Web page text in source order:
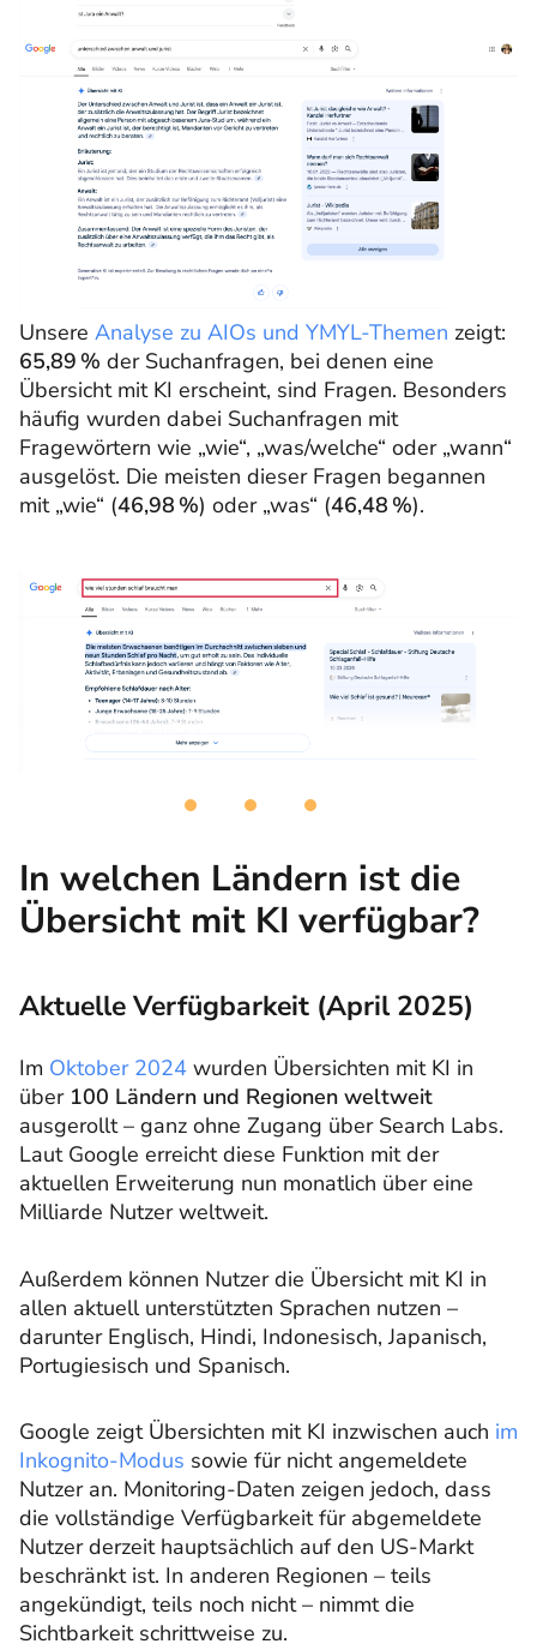
Unsere Analyse zu AIOs und YMYL-Themen zeigt:
65,89 % der Suchanfragen, bei denen eine
Übersicht mit KI erscheint, sind Fragen. Besonders
häufig wurden dabei Suchanfragen mit
Fragewörtern wie „wie“, „was/welche“ oder „wann“
ausgelöst. Die meisten dieser Fragen begannen
mit „wie“ (46,98 %) oder „was“ (46,48 %).
In welchen Ländern ist die
Übersicht mit KI verfügbar?
Aktuelle Verfügbarkeit (April 2025)
Im Oktober 2024 wurden Übersichten mit KI in
über 100 Ländern und Regionen weltweit
ausgerollt – ganz ohne Zugang über Search Labs.
Laut Google erreicht diese Funktion mit der
aktuellen Erweiterung nun monatlich über eine
Milliarde Nutzer weltweit.
Außerdem können Nutzer die Übersicht mit KI in
allen aktuell unterstützten Sprachen nutzen –
darunter Englisch, Hindi, Indonesisch, Japanisch,
Portugiesisch und Spanisch.
Google zeigt Übersichten mit KI inzwischen auch im
Inkognito-Modus sowie für nicht angemeldete
Nutzer an. Monitoring-Daten zeigen jedoch, dass
die vollständige Verfügbarkeit für abgemeldete
Nutzer derzeit hauptsächlich auf den US-Markt
beschränkt ist. In anderen Regionen – teils
angekündigt, teils noch nicht – nimmt die
Sichtbarkeit schrittweise zu.